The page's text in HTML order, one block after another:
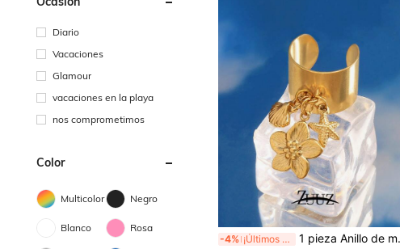
Diario
Vacaciones
Glamour
vacaciones en la playa
nos comprometimos
Color
Multicolor Negro
Blanco Rosa
-4% ¡Últimos 2 días 1 pieza Anillo de moda con diseño de océano de acero inoxidable con dijes de perla, concha, estrella de mar y flor para mujeres, anillos anchos abiertos para mujeres, joyería